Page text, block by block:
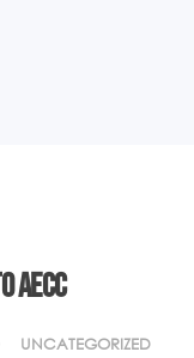
UNCATEGORIZED